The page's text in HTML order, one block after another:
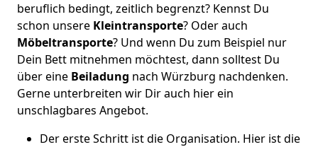
beruflich bedingt, zeitlich begrenzt? Kennst Du
schon unsere Kleintransporte? Oder auch
Möbeltransporte? Und wenn Du zum Beispiel nur
Dein Bett mitnehmen möchtest, dann solltest Du
über eine Beiladung nach Würzburg nachdenken.
Gerne unterbreiten wir Dir auch hier ein
unschlagbares Angebot.
Der erste Schritt ist die Organisation. Hier ist die